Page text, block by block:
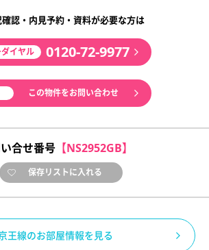
認・内見予約・資料が必要な方は
イヤル 0120-72-9977
この物件をお問い合わせ
合せ番号【NS2952GB】
保存リストに入れる
王線のお部屋情報を見る